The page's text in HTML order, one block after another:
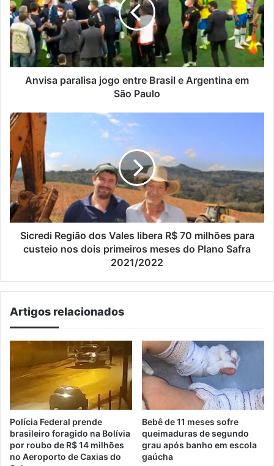
Brasil
e
Argentina
em
São
PauloAnvisa paralisa jogo entre Brasil e Argentina em
São Paulo
Sicredi
Região
dos
Vales
libera
R$
70
milhões
para
custeio
meses
Plano
Sicredi Região dos Vales libera R$ 70 milhões para
custeio nos dois primeiros meses do Plano Safra
2021/2022
Artigos relacionados
Polícia Federal prende
brasileiro foragido na Bolívia
por roubo de R$ 14 milhões
no Aeroporto de Caxias do
Bebê de 11 meses sofre
queimaduras de segundo
grau após banho em escola
gaúcha